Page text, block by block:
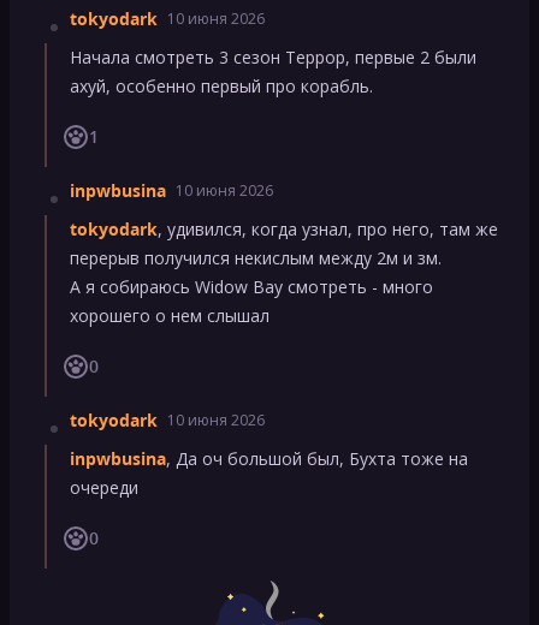
tokyodark 10 июня 2026
Начала смотреть 3 сезон Террор, первые 2 были
ахуй, особенно первый про корабль.
1
inpwbusina 10 июня 2026
tokyodark, удивился, когда узнал, про него, там же
перерыв получился некислым между 2м и зм.
А я собираюсь Widow Bay смотреть - много
хорошего о нем слышал
0
tokyodark 10 июня 2026
inpwbusina, Да оч большой был, Бухта тоже на
очереди
0